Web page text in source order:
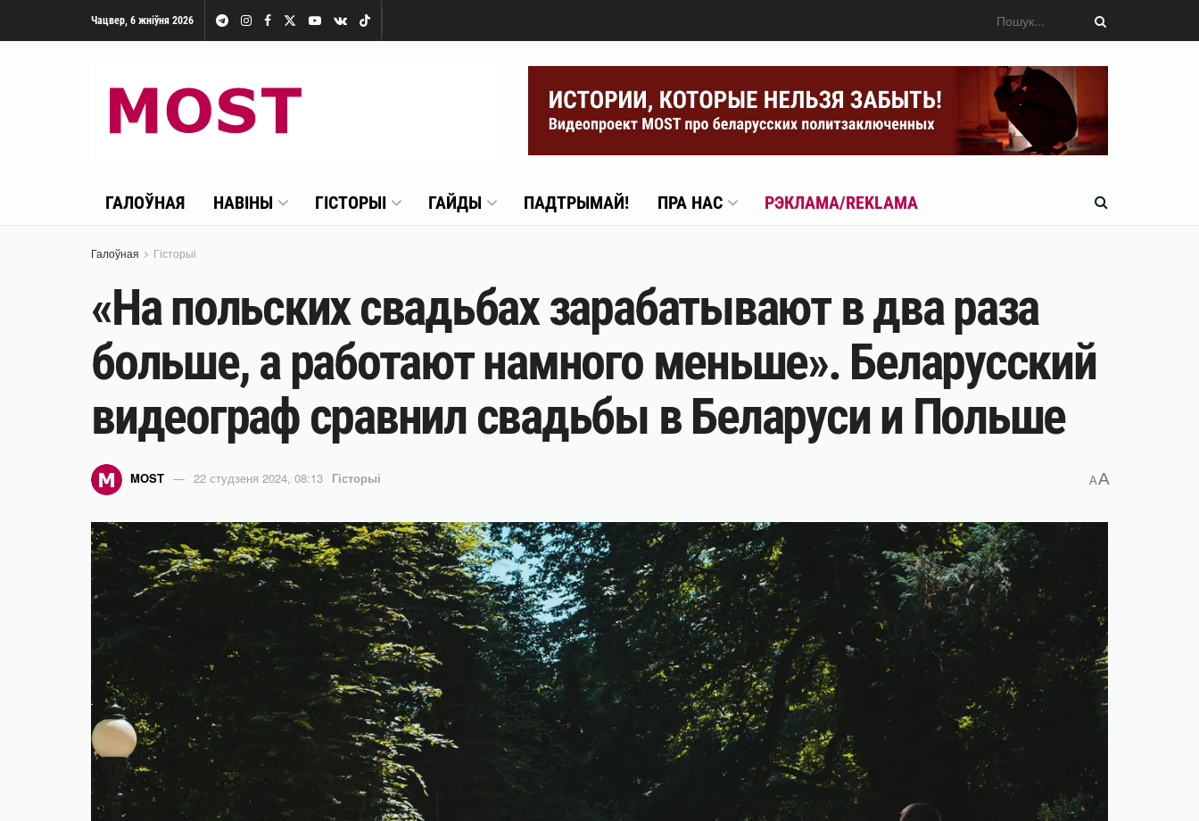
Чацвер, 6 жніўня 2026
ГАЛОЎНАЯ НАВІНЫ ГІСТОРЫІ ГАЙДЫ ПАДТРЫМАЙ! ПРА НАС РЭКЛАМА/REKLAMA
Галоўная Гісторыі
«На польских свадьбах зарабатывают в два раза
больше, а работают намного меньше». Беларусский
видеограф сравнил свадьбы в Беларуси и Польше
MOST 22 студзеня 2024, 08:13 Гісторыі AA